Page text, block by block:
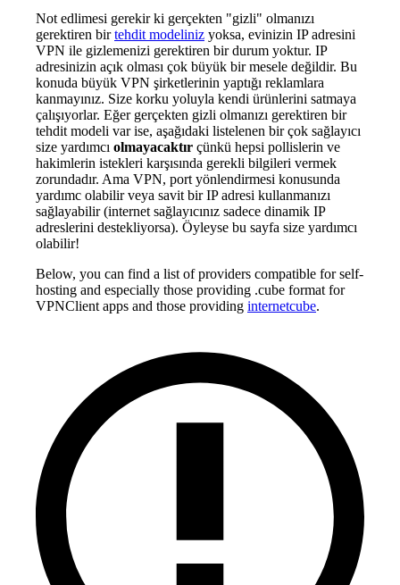
Not edlimesi gerekir ki gerçekten "gizli" olmanızı
gerektiren birtehdit modeliniz yoksa, evinizin IP adresini
VPN ile gizlemenizi gerektiren bir durum yoktur. IP
adresinizin açık olması çok büyük bir mesele değildir. Bu
konuda büyük VPN şirketlerinin yaptığı reklamlara
kanmayınız. Size korku yoluyla kendi ürünlerini satmaya
çalışıyorlar. Eğer gerçekten gizli olmanızı gerektiren bir
tehdit modeli var ise, aşağıdaki listelenen bir çok sağlayıcı
size yardımcı olmayacaktır çünkü hepsi pollislerin ve
hakimlerin istekleri karşısında gerekli bilgileri vermek
zorundadır. Ama VPN, port yönlendirmesi konusunda
yardımc olabilir veya savit bir IP adresi kullanmanızı
sağlayabilir (internet sağlayıcınız sadece dinamik IP
adreslerini destekliyorsa). Öyleyse bu sayfa size yardımcı
olabilir!
Below, you can find a list of providers compatible for self-
hosting and especially those providing .cube format for
VPNClient apps and those providing internetcube.